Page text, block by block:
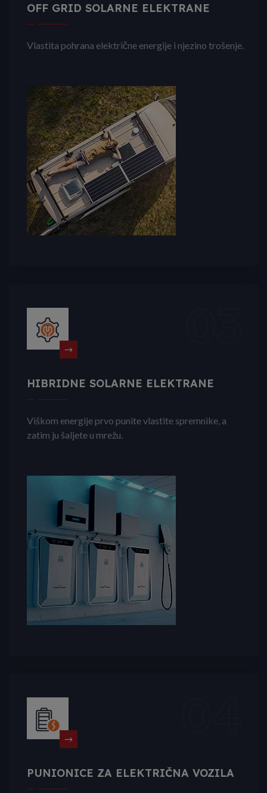
OFF GRID SOLARNE ELEKTRANE
Vlastita pohrana električne energije i njezino trošenje.
HIBRIDNE SOLARNE ELEKTRANE
Viškom energije prvo punite vlastite spremnike, a
zatim ju šaljete u mrežu.
PUNIONICE ZA ELEKTRIČNA VOZILA